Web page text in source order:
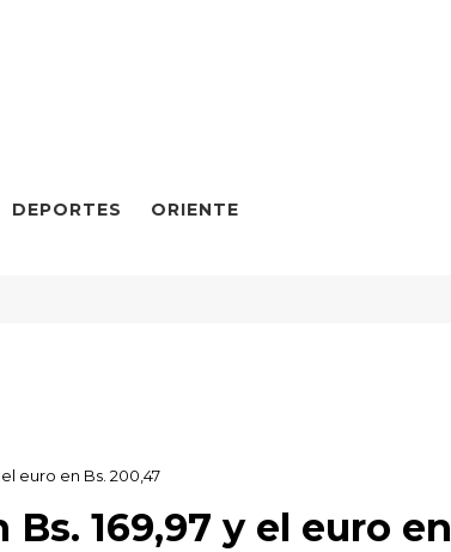
DEPORTES ORIENTE
euro en Bs. 200,47
169,97 y el euro en